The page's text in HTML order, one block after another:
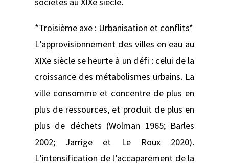
*Troisième axe : Urbanisation et conflits*
L’approvisionnement des villes en eau au
XIXe siècle se heurte à un défi : celui de la
croissance des métabolismes urbains. La
ville consomme et concentre de plus en
plus de ressources, et produit de plus en
plus de déchets (Wolman 1965; Barles
2002; Jarrige et Le Roux 2020).
L’intensification de l’accaparement de la